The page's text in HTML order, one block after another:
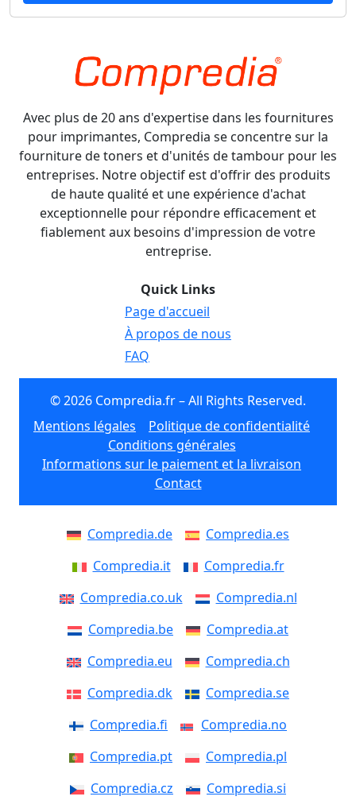
Avec plus de 20 ans d'expertise dans les fournitures
pour imprimantes, Compredia se concentre sur la
fourniture de toners et d'unités de tambour pour les
entreprises. Notre objectif est d'offrir des produits
de haute qualité et une expérience d'achat
exceptionnelle pour répondre efficacement et
fiablement aux besoins d'impression de votre
entreprise.
Quick Links
Page d'accueil
À propos de nous
FAQ
© 2026 Compredia.fr – All Rights Reserved.
Mentions légales
Politique de confidentialité
Conditions générales
Informations sur le paiement et la livraison
Contact
Compredia.de
Compredia.es
Compredia.it
Compredia.fr
Compredia.co.uk
Compredia.nl
Compredia.be
Compredia.at
Compredia.eu
Compredia.ch
Compredia.dk
Compredia.se
Compredia.fi
Compredia.no
Compredia.pt
Compredia.pl
Compredia.cz
Compredia.si